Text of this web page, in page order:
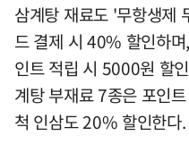
삼계탕 재료도 '무항생제
드 결제 시 40% 할인하
인트 적립 시 5000원 할
계탕 부재료 7종은 포인
척 인삼도 20% 할인한다.